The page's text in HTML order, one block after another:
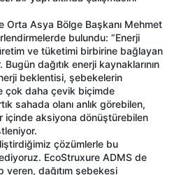
Orta Asya Bölge Başkanı Mehmet
bulundu: “Enerji
ve tüketimi birbirine bağlayan
dağıtık enerji kaynaklarının
beklentisi, şebekelerin
çok daha çevik biçimde
sahada olanı anlık görebilen,
içinde aksiyona dönüştürebilen
çözümlerle bu
EcoStruxure ADMS de
dağıtım şebekesi